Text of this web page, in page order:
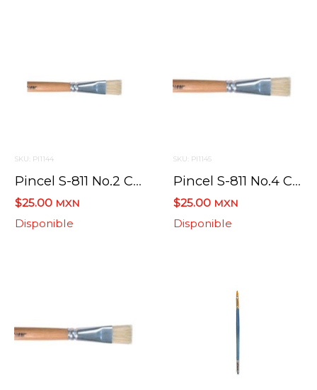
SKU: PI1144
Pincel S-811 No.2 Cerda Branca Brasil
$25.00 MXN
Disponible
SKU: PI1145
Pincel S-811 No.4 Cerda Branca Brasil
$25.00 MXN
Disponible